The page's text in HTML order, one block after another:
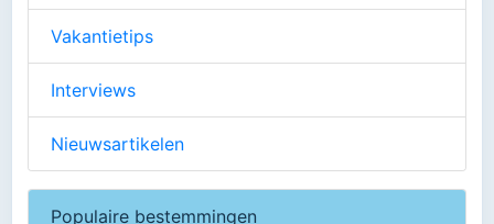
Vakantietips
Interviews
Nieuwsartikelen
Populaire bestemmingen